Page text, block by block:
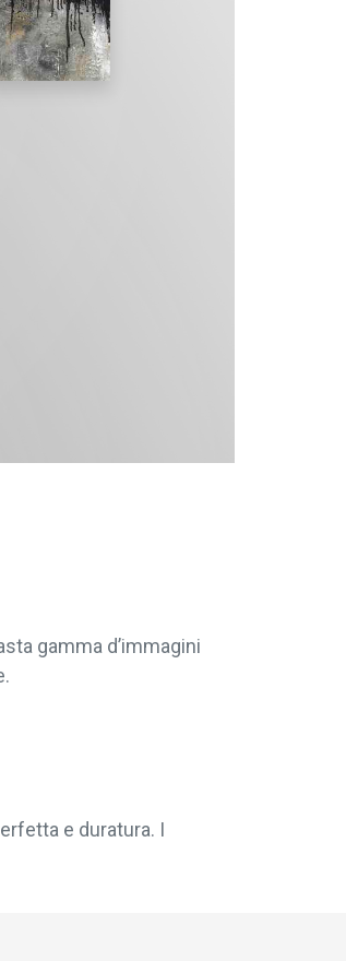
gamma d’immagini
e duratura. I